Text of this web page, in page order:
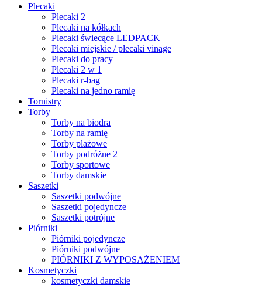
Plecaki
Plecaki 2
Plecaki na kółkach
Plecaki świecące LEDPACK
Plecaki miejskie / plecaki vinage
Plecaki do pracy
Plecaki 2 w 1
Plecaki r-bag
Plecaki na jedno ramię
Tornistry
Torby
Torby na biodra
Torby na ramię
Torby plażowe
Torby podróżne 2
Torby sportowe
Torby damskie
Saszetki
Saszetki podwójne
Saszetki pojedyncze
Saszetki potrójne
Piórniki
Piórniki pojedyncze
Piórniki podwójne
PIÓRNIKI Z WYPOSAŻENIEM
Kosmetyczki
kosmetyczki damskie